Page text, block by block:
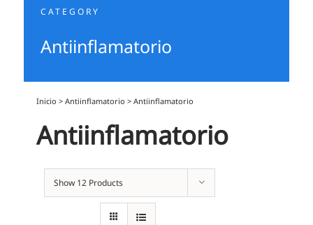
CATEGORY
Antiinflamatorio
Inicio >Antiinflamatorio >Antiinflamatorio
Antiinflamatorio
Show 12 Products